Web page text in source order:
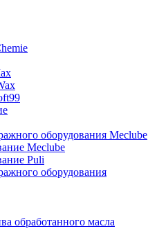
оборудования Meclube
Meclube
Puli
оборудования
обработанного масла